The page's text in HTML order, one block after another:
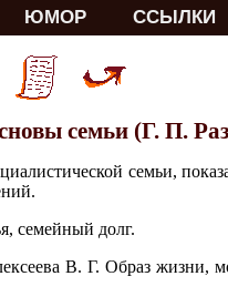
ЮМОР ССЫЛКИ
семьи (Г. П.
семьи,
семейный долг.
В. Г. Образ жизни,